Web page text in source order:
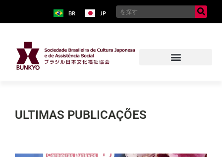
BR JP
ULTIMAS PUBLICAÇÕES